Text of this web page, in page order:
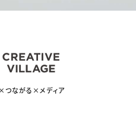
つながる×メディア